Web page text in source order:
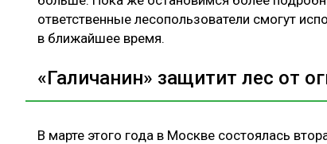
ответственные лесопользователи смогут
в ближайшее время.
«Галичанин» защитит лес от
В марте этого года в Москве состоялась